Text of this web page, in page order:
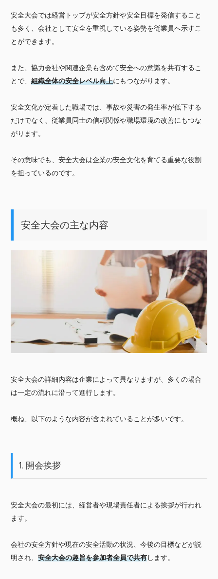
安全大会では経営トップが安全方針や安全目標を発信すること
も多く、会社として安全を重視している姿勢を従業員へ示すこ
とができます。
また、協力会社や関連企業も含めて安全への意識を共有するこ
とで、組織全体の安全レベル向上にもつながります。
安全文化が定着した職場では、事故や災害の発生率が低下する
だけでなく、従業員同士の信頼関係や職場環境の改善にもつな
がります。
その意味でも、安全大会は企業の安全文化を育てる重要な役割
を担っているのです。
安全大会の主な内容
安全大会の詳細内容は企業によって異なりますが、多くの場合
は一定の流れに沿って進行します。
概ね、以下のような内容が含まれていることが多いです。
1. 開会挨拶
安全大会の最初には、経営者や現場責任者による挨拶が行われ
ます。
会社の安全方針や現在の安全活動の状況、今後の目標などが説
明され、安全大会の趣旨を参加者全員で共有します。